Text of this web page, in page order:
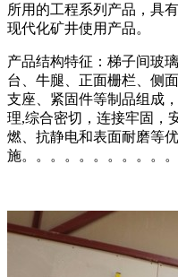
所用的工程系列产品，具
现代化矿井使用产品。
产品结构特征：梯子间玻
台、牛腿、正面栅栏、侧
支座、紧固件等制品组成
理,综合密切，连接牢固，
燃、抗静电和表面耐磨等
施。。。。。。。。。。